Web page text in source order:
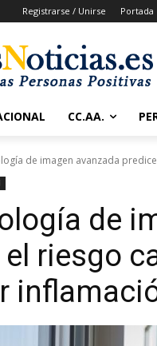
Registrarse / Unirse Portada
CC.AA.
de imagen avanzada
de
riesgo